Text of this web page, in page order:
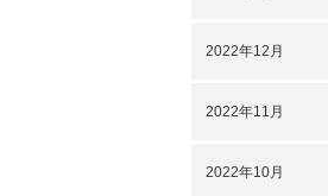
2022年12月
2022年11月
2022年10月